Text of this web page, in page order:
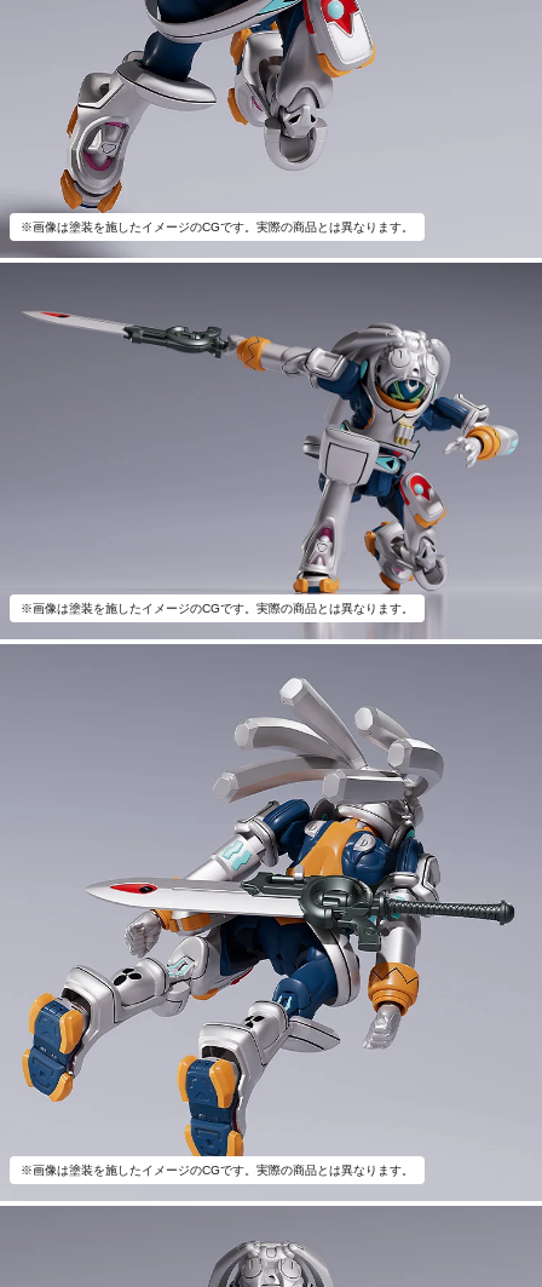
※画像は塗装を施したイメージのCGです。実際の商品とは異なります。
※画像は塗装を施したイメージのCGです。実際の商品とは異なります。
※画像は塗装を施したイメージのCGです。実際の商品とは異なります。